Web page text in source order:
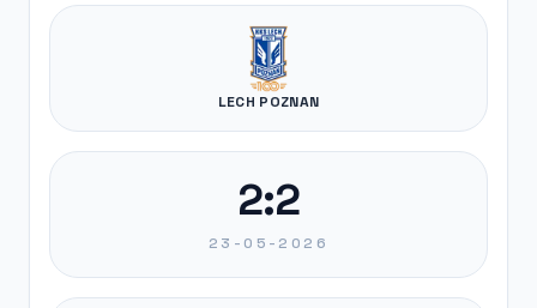
LECH POZNAN
2:2
23-05-2026